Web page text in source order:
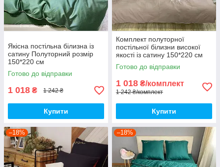
Якісна постільна білизна із
сатину Полуторний розмір
150*220 см
Готово до відправки
1 018 ₴ 1 242 ₴
Купити
Комплект полуторної
постільної білизни високої
якості із сатину 150*220 см
Півтораспальний розмір
Готово до відправки
1 018 ₴/комплект
1 242 ₴/комплект
Купити
–18% –18%